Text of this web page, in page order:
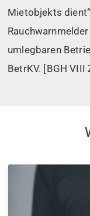
Mietobjekts
umlegbaren
BetrKV. [BGH VIII